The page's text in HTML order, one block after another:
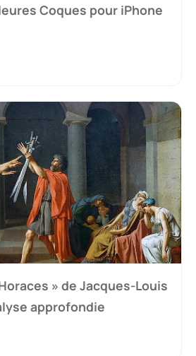
Coques pour iPhone
» de Jacques-Louis
approfondie